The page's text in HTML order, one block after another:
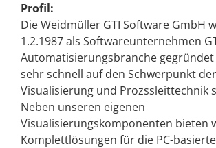
Profil:
Die Weidmüller GTI Software GmbH
1.2.1987 als Softwareunternehmen
Automatisierungsbranche
sehr schnell auf den Schwerpunkt der
Visualisierung und Prozssleittechnik
Neben unseren eigenen
Visualisierungskomponenten bieten
Komplettlösungen für die PC-